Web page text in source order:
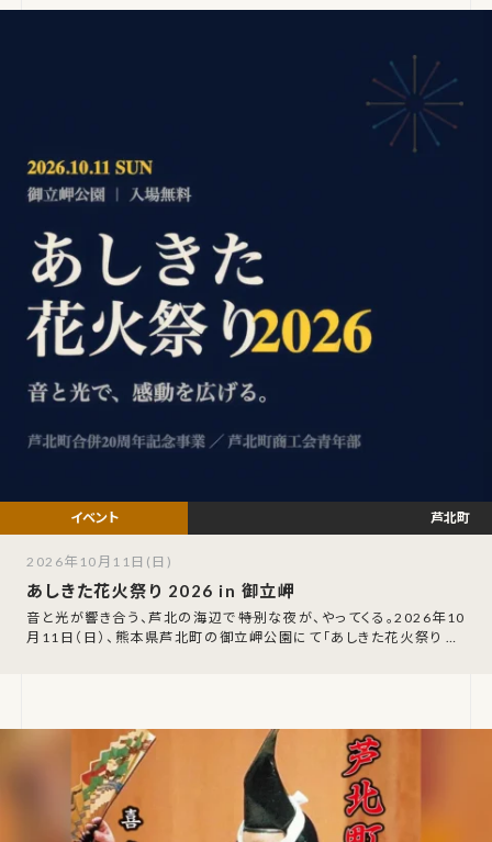
あしきた花火祭り 2026 in 御立岬
音と光が響き合う、芦北の海辺で――特別な夜が、やってくる。2026年10
月11日（日）、熊本県芦北町の御立岬公園にて「あしきた花火祭り 20
芦北町
2026年10月11日(日)